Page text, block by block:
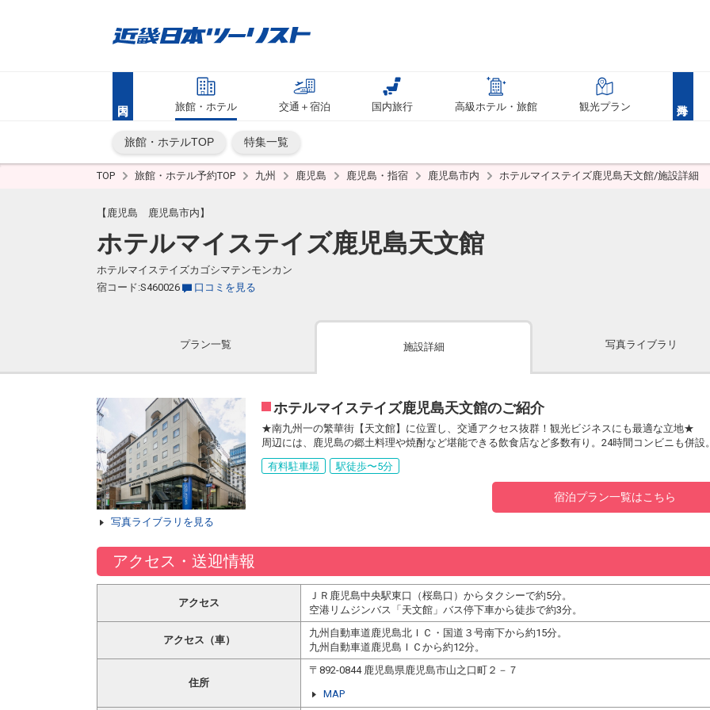
旅館・ホテル 交通＋宿泊 国内旅行 高級ホテル・旅館 観光プラン
旅館・ホテルTOP 特集一覧
TOP 旅館・ホテル予約TOP 九州 鹿児島 鹿児島・指宿 鹿児島市内 ホテルマイステイズ鹿児島天文館/施設詳細
【鹿児島 鹿児島市内】
ホテルマイステイズ鹿児島天文館
ホテルマイステイズカゴシマテンモンカン
宿コード:S460026
口コミを見る
プラン一覧 施設詳細 写真ライブラリ
写真ライブラリを見る
ホテルマイステイズ鹿児島天文館のご紹介
★南九州一の繁華街【天文館】に位置し、交通アクセス抜群！観光ビジネスにも最適な立地★
周辺には、鹿児島の郷土料理や焼酎など堪能できる飲食店など多数有り。24時間コンビニも併設
有料駐車場
駅徒歩〜5分
宿泊プラン一覧はこちら
アクセス・送迎情報
アクセス
ＪＲ鹿児島中央駅東口（桜島口）からタクシーで約5分。
空港リムジンバス「天文館」バス停下車から徒歩で約3分。
アクセス（車）
九州自動車道鹿児島北ＩＣ・国道３号南下から約15分。
九州自動車道鹿児島ＩＣから約12分。
住所
〒892-0844 鹿児島県鹿児島市山之口町２－７
MAP